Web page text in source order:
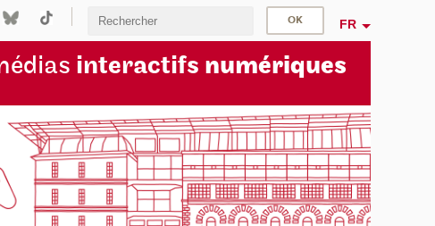
FR
interactifs numériques